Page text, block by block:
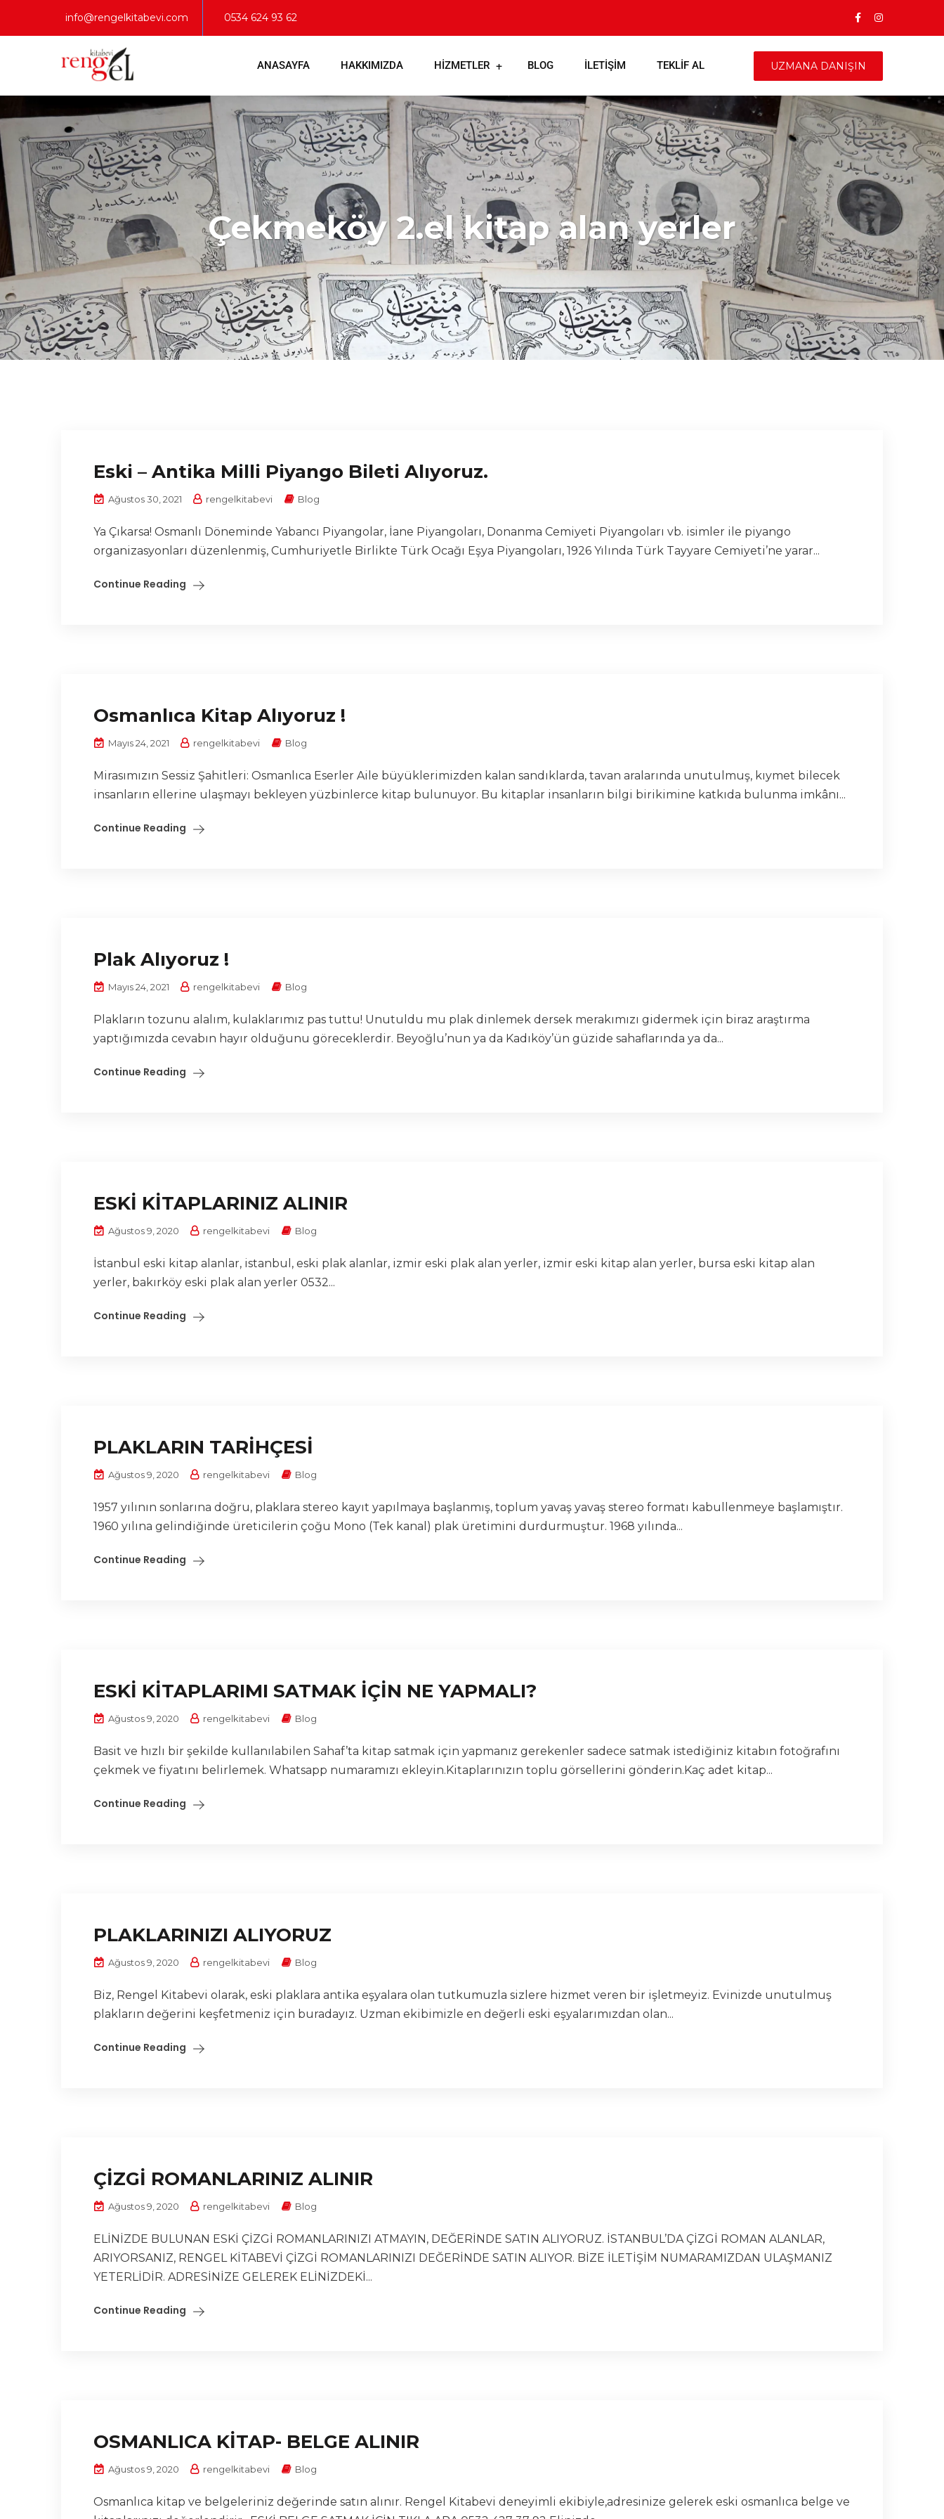
info@rengelkitabevi.com 0534 624 93 62
ANASAYFA HAKKIMIZDA HIZMETLER BLOG İLETIŞIM TEKLIF AL UZMANA DANIŞIN
Çekmeköy 2.el kitap alan yerler
Eski – Antika Milli Piyango Bileti Alıyoruz.
Ağustos 30, 2021 rengelkitabevi Blog
Ya Çıkarsa! Osmanlı Döneminde Yabancı Piyangolar, İane Piyangoları, Donanma Cemiyeti Piyangoları vb. isimler ile piyango
organizasyonları düzenlenmiş, Cumhuriyetle Birlikte Türk Ocağı Eşya Piyangoları, 1926 Yılında Türk Tayyare Cemiyeti’ne yarar...
Continue Reading
Osmanlıca Kitap Alıyoruz !
Mayıs 24, 2021 rengelkitabevi Blog
Mirasımızın Sessiz Şahitleri: Osmanlıca Eserler Aile büyüklerimizden kalan sandıklarda, tavan aralarında unutulmuş, kıymet bilecek
insanların ellerine ulaşmayı bekleyen yüzbinlerce kitap bulunuyor. Bu kitaplar insanların bilgi birikimine katkıda bulunma imkânı...
Continue Reading
Plak Alıyoruz !
Mayıs 24, 2021 rengelkitabevi Blog
Plakların tozunu alalım, kulaklarımız pas tuttu! Unutuldu mu plak dinlemek dersek merakımızı gidermek için biraz araştırma
yaptığımızda cevabın hayır olduğunu göreceklerdir. Beyoğlu’nun ya da Kadıköy’ün güzide sahaflarında ya da...
Continue Reading
ESKİ KİTAPLARINIZ ALINIR
Ağustos 9, 2020 rengelkitabevi Blog
İstanbul eski kitap alanlar, istanbul, eski plak alanlar, izmir eski plak alan yerler, izmir eski kitap alan yerler, bursa eski kitap alan
yerler, bakırköy eski plak alan yerler 0532...
Continue Reading
PLAKLARIN TARİHÇESİ
Ağustos 9, 2020 rengelkitabevi Blog
1957 yılının sonlarına doğru, plaklara stereo kayıt yapılmaya başlanmış, toplum yavaş yavaş stereo formatı kabullenmeye başlamıştır.
1960 yılına gelindiğinde üreticilerin çoğu Mono (Tek kanal) plak üretimini durdurmuştur. 1968 yılında...
Continue Reading
ESKİ KİTAPLARIMI SATMAK İÇİN NE YAPMALI?
Ağustos 9, 2020 rengelkitabevi Blog
Basit ve hızlı bir şekilde kullanılabilen Sahaf’ta kitap satmak için yapmanız gerekenler sadece satmak istediğiniz kitabın fotoğrafını
çekmek ve fiyatını belirlemek. Whatsapp numaramızı ekleyin.Kitaplarınızın toplu görsellerini gönderin.Kaç adet kitap...
Continue Reading
PLAKLARINIZI ALIYORUZ
Ağustos 9, 2020 rengelkitabevi Blog
Biz, Rengel Kitabevi olarak, eski plaklara antika eşyalara olan tutkumuzla sizlere hizmet veren bir işletmeyiz. Evinizde unutulmuş
plakların değerini keşfetmeniz için buradayız. Uzman ekibimizle en değerli eski eşyalarımızdan olan...
Continue Reading
ÇİZGİ ROMANLARINIZ ALINIR
Ağustos 9, 2020 rengelkitabevi Blog
ELİNİZDE BULUNAN ESKİ ÇİZGİ ROMANLARINIZI ATMAYIN, DEĞERİNDE SATIN ALIYORUZ. İSTANBUL’DA ÇİZGİ ROMAN ALANLAR,
ARIYORSANIZ, RENGEL KİTABEVİ ÇİZGİ ROMANLARINIZI DEĞERİNDE SATIN ALIYOR. BİZE İLETİŞİM NUMARAMIZDAN ULAŞMANIZ
YETERLİDİR. ADRESİNİZE GELEREK ELİNİZDEKİ...
Continue Reading
OSMANLICA KİTAP- BELGE ALINIR
Ağustos 9, 2020 rengelkitabevi Blog
Osmanlıca kitap ve belgeleriniz değerinde satın alınır. Rengel Kitabevi deneyimli ekibiyle,adresinize gelerek eski osmanlıca belge ve